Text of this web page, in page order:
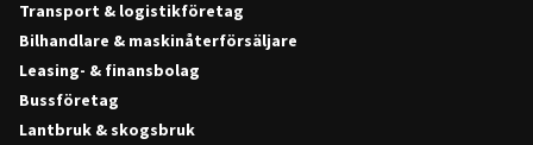
Transport & logistikföretag
Bilhandlare & maskinåterförsäljare
Leasing- & finansbolag
Bussföretag
Lantbruk & skogsbruk